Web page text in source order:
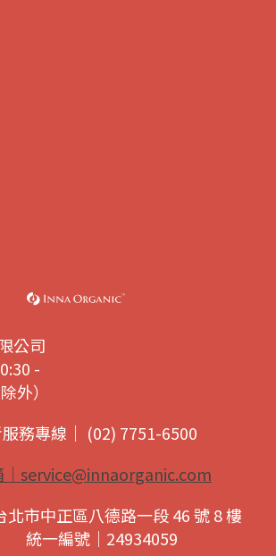
公司
-
外）
務專線｜ (02) 7751-6500
service@innaorganic.com
北市中正區八德路一段 46 號 8 樓
統一編號｜24934059